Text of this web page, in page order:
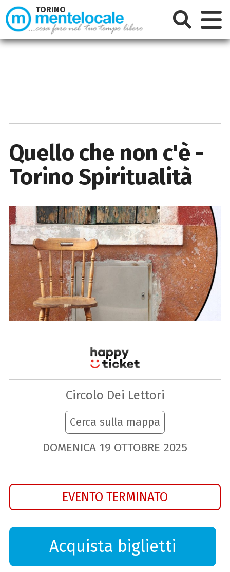
Quello che non c'è -
Torino Spiritualità
Circolo Dei Lettori
Cerca sulla mappa
DOMENICA 19 OTTOBRE 2025
EVENTO TERMINATO
Acquista biglietti
TORINO